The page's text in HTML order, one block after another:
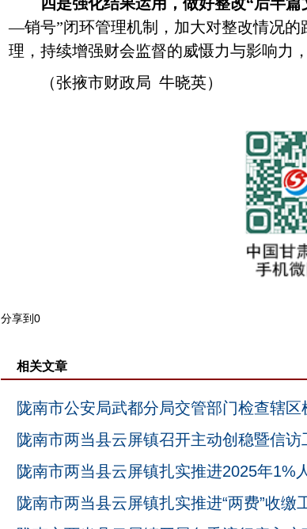
—销号”闭环管理机制，加大对整改情况的
理，持续增强财会监督的威慑力与影响力
（张掖市财政局 牛晓英）
分享到0
相关文章
陇南市公安局武都分局交管部门检查辖区
陇南市两当县云屏镇召开主动创稳暨信访
陇南市两当县云屏镇扎实推进2025年1%
陇南市两当县云屏镇扎实推进“两费”收缴